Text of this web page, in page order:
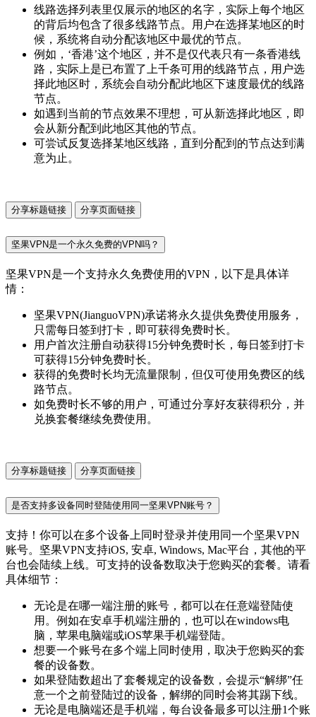
线路选择列表里仅展示的地区的名字，实际上每个地区
的背后均包含了很多线路节点。用户在选择某地区的时
候，系统将自动分配该地区中最优的节点。
例如，‘香港’这个地区，并不是仅代表只有一条香港线
路，实际上是已布置了上千条可用的线路节点，用户选
择此地区时，系统会自动分配此地区下速度最优的线路
节点。
如遇到当前的节点效果不理想，可从新选择此地区，即
会从新分配到此地区其他的节点。
可尝试反复选择某地区线路，直到分配到的节点达到满
意为止。
分享标题链接 分享页面链接
坚果VPN是一个永久免费的VPN吗？
坚果VPN是一个支持永久免费使用的VPN，以下是具体详
情：
坚果VPN(JianguoVPN)承诺将永久提供免费使用服务，
只需每日签到打卡，即可获得免费时长。
用户首次注册自动获得15分钟免费时长，每日签到打卡
可获得15分钟免费时长。
获得的免费时长均无流量限制，但仅可使用免费区的线
路节点。
如免费时长不够的用户，可通过分享好友获得积分，并
兑换套餐继续免费使用。
分享标题链接 分享页面链接
是否支持多设备同时登陆使用同一坚果VPN账号？
支持！你可以在多个设备上同时登录并使用同一个坚果VPN
账号。坚果VPN支持iOS, 安卓, Windows, Mac平台，其他的平
台也会陆续上线。可支持的设备数取决于您购买的套餐。请看
具体细节：
无论是在哪一端注册的账号，都可以在任意端登陆使
用。例如在安卓手机端注册的，也可以在windows电
脑，苹果电脑端或iOS苹果手机端登陆。
想要一个账号在多个端上同时使用，取决于您购买的套
餐的设备数。
如果登陆数超出了套餐规定的设备数，会提示“解绑”任
意一个之前登陆过的设备，解绑的同时会将其踢下线。
无论是电脑端还是手机端，每台设备最多可以注册1个账